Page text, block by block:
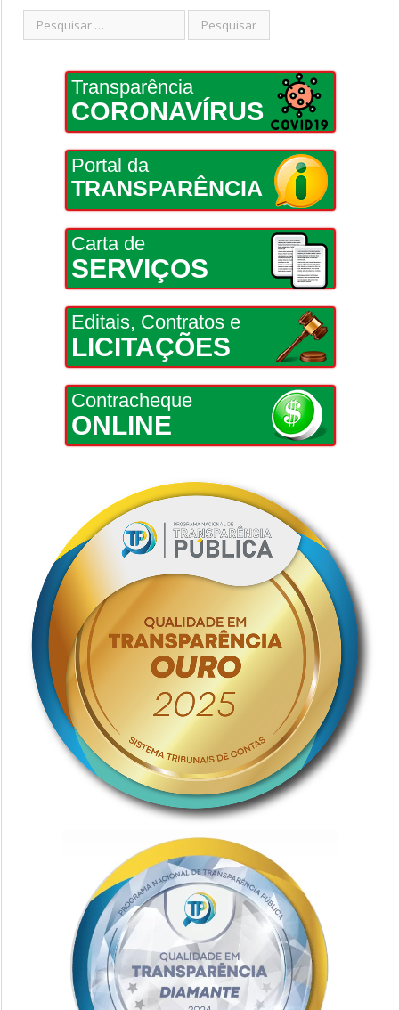
Transparência
CORONAVÍRUS
Portal da
TRANSPARÊNCIA
Carta de
SERVIÇOS
Editais, Contratos e
LICITAÇÕES
Contracheque
ONLINE